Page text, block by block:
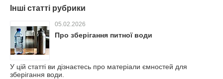
Інші статті рубрики
05.02.2026
Про зберігання питної води
У цій статті ви дізнаєтесь про матеріали ємностей для
зберігання води.